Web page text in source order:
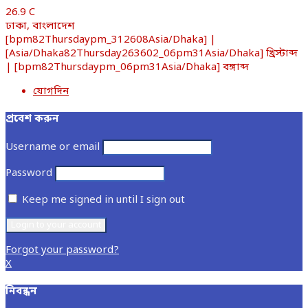
26.9 C
ঢাকা, বাংলাদেশ
[bpm82Thursdaypm_312608Asia/Dhaka] |
[Asia/Dhaka82Thursday263602_06pm31Asia/Dhaka] খ্রিস্টাব্দ
| [bpm82Thursdaypm_06pm31Asia/Dhaka] বঙ্গাব্দ
যোগদিন
প্রবেশ করুন
Username or email
Password
Keep me signed in until I sign out
Forgot your password?
X
নিবন্ধন